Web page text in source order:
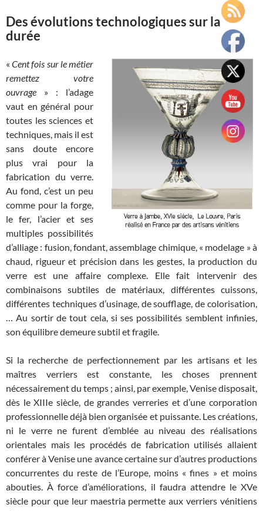
Des évolutions technologiques sur la
durée
«Cent fois sur le métier
remettez votre
ouvrage » : l’adage
vaut en général pour
toutes les sciences et
techniques, mais il est
sans doute encore
plus vrai pour la
fabrication du verre.
Au fond, c’est un peu
comme pour la forge,
le fer, l’acier et ses
multiples possibilités
d’alliage : fusion, fondant, assemblage chimique, « modelage » à
chaud, rigueur et précision dans les gestes, la production du
verre est une affaire complexe. Elle fait intervenir des
combinaisons subtiles de matériaux, différentes cuissons,
différentes techniques d’usinage, de soufflage, de colorisation,
… Au sortir de tout cela, si ses possibilités semblent infinies,
son équilibre demeure subtil et fragile.
Si la recherche de perfectionnement par les artisans et les
maîtres verriers est constante, les choses prennent
nécessairement du temps ; ainsi, par exemple, Venise disposait,
dès le XIIIe siècle, de grandes verreries et d’une corporation
professionnelle déjà bien organisée et puissante. Les créations,
ni le verre ne furent d’emblée au niveau des réalisations
orientales mais les procédés de fabrication utilisés allaient
conférer à Venise une avance certaine sur d’autres productions
concurrentes du reste de l’Europe, moins « fines » et moins
abouties. À force d’améliorations, il faudra attendre le XVe
siècle pour que leur maestria permette aux verriers vénitiens